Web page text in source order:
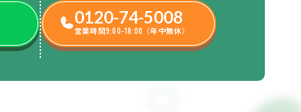
0120-74-5008
営業時間9:00-18:00（年中無休）